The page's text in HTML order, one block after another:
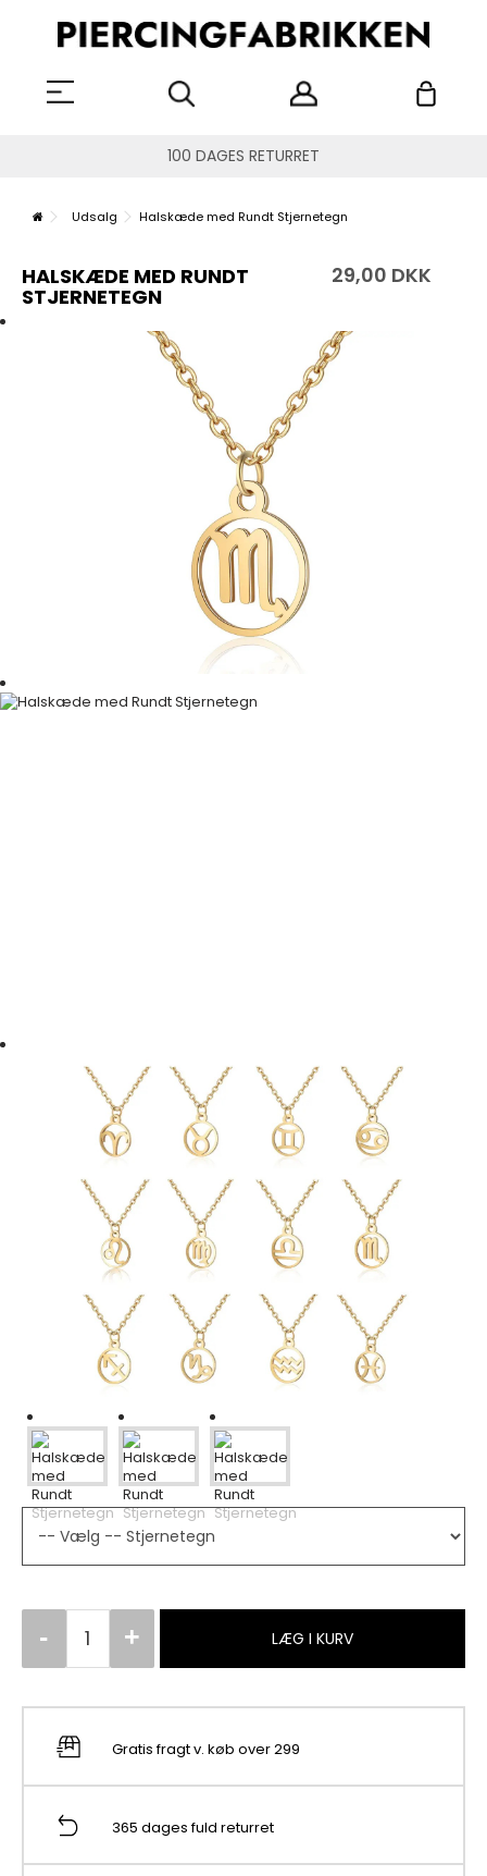
100 DAGES RETURRET
Udsalg Halskæde med Rundt Stjernetegn
HALSKÆDE MED RUNDT
STJERNETEGN
29,00 DKK
LÆG I KURV
Gratis fragt v. køb over 299
365 dages fuld returret